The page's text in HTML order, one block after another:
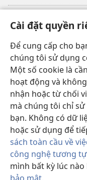
Cài đặt quyền
Để cung cấp cho
chúng tôi sử dụng
Một số cookie là
hoạt động và
nhận hoặc từ chối
mà chúng tôi chỉ
bạn. Không có dữ
hoặc sử dụng để
sách toàn cầu về
công nghệ tương tự
mình bất kỳ lúc
(mở
cửa
sổ
mới)
THƯ VIỆN TRỰC
(mở
cửa
sổ
mới)
JW Hub ®
(mở
cửa
sổ
mới)
JW Library
Thư viện Tháp Canh
Copyright© 2026 Watch
ĐIỀU KHOẢN SỬ DỤNG